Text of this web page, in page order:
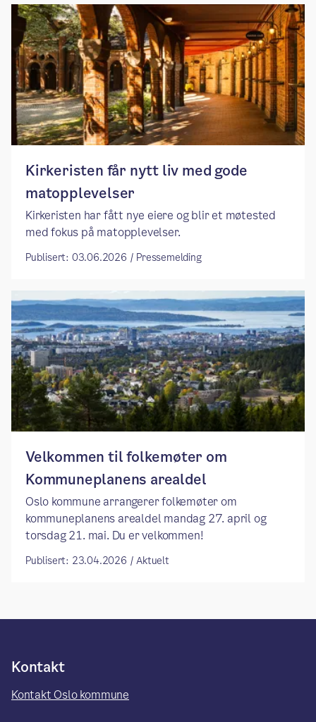
Kirkeristen får nytt liv med gode
matopplevelser
Kirkeristen har fått nye eiere og blir et møtested
med fokus på matopplevelser.
Publisert: 03.06.2026 / Pressemelding
Velkommen til folkemøter om
Kommuneplanens arealdel
Oslo kommune arrangerer folkemøter om
kommuneplanens arealdel mandag 27. april og
torsdag 21. mai. Du er velkommen!
Publisert: 23.04.2026 / Aktuelt
Kontakt
Kontakt Oslo kommune